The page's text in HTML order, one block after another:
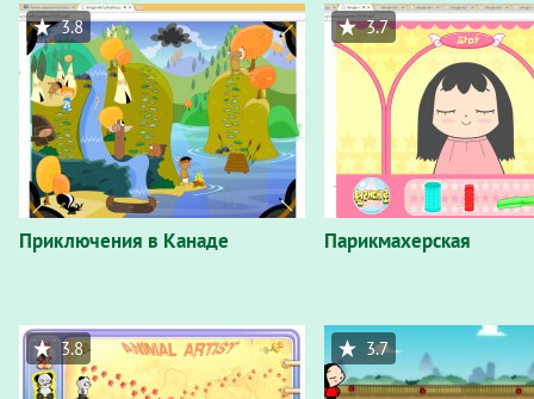
Приключения в Канаде
3.8
Парикмахерская
3.7
3.8 3.7